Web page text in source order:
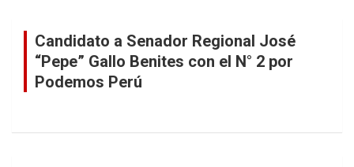
Candidato a Senador Regional José
“Pepe” Gallo Benites con el N° 2 por
Podemos Perú